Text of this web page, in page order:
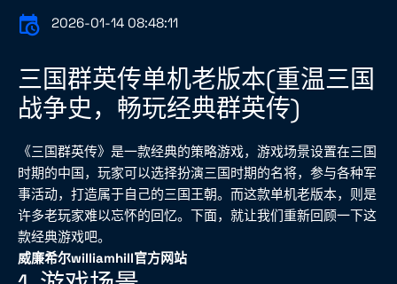
2026-01-14 08:48:11
三国群英传单机老版本(重温三国
战争史，畅玩经典群英传)
《三国群英传》是一款经典的策略游戏，游戏场景设置在三国
时期的中国，玩家可以选择扮演三国时期的名将，参与各种军
事活动，打造属于自己的三国王朝。而这款单机老版本，则是
许多老玩家难以忘怀的回忆。下面，就让我们重新回顾一下这
款经典游戏吧。
威廉希尔williamhill官方网站